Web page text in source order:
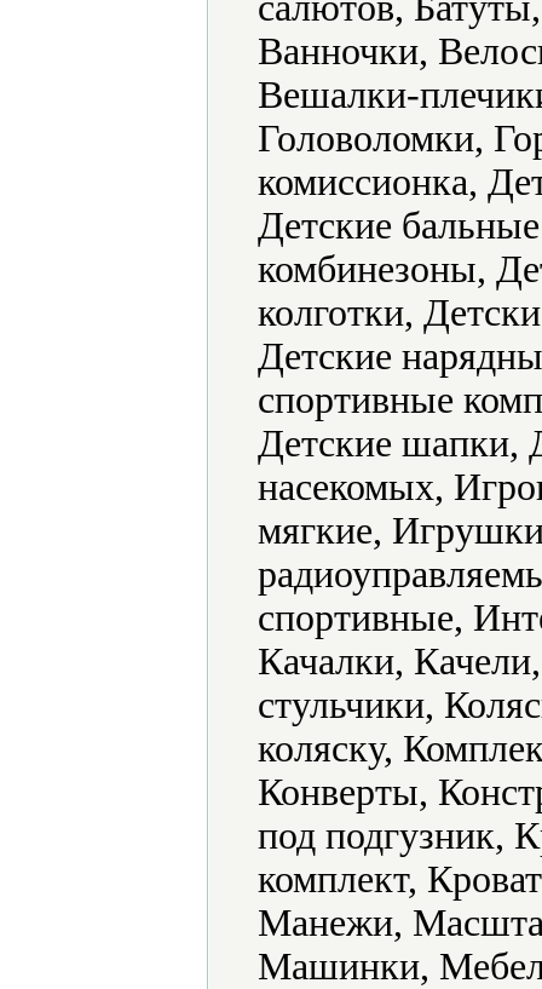
Ванночки,
Вешалки-
Головоломки,
комиссионка,
Детские
комбинезоны,
колготки,
Детские
спортивные
Детские шапки,
насекомых,
мягкие,
спортивные,
Качалки,
стульчики,
коляску,
Конверты,
под подгузник,
комплект,
Манежи,
Машинки,